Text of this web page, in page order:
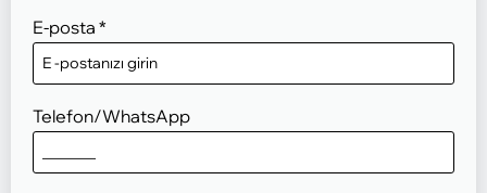
E-posta *
Telefon/WhatsApp